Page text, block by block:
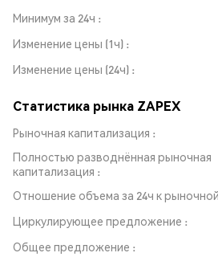
Минимум за 24ч
Изменение цены (1ч)
Изменение цены (24ч)
Статистика рынка ZAPEX
Рыночная капитализация
Полностью разводнённая рыночная
капитализация
Отношение объема за 24ч к
Циркулирующее предложение
Общее предложение